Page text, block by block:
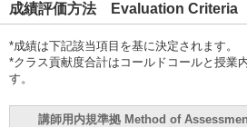
成績評価方法 Evaluation Criteria
*成績は下記該当項目を基に決定されます。
*クラス貢献度合計はコールドコールと授業
す。
講師用内規準拠 Method of